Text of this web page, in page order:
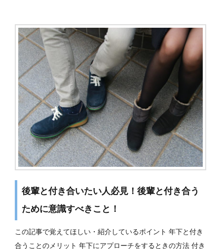
後輩と付き合いたい人必見！後輩と付き合う
ために意識すべきこと！
この記事で覚えてほしい・紹介しているポイント 年下と付き
合うことのメリット 年下にアプローチをするときの方法 付き